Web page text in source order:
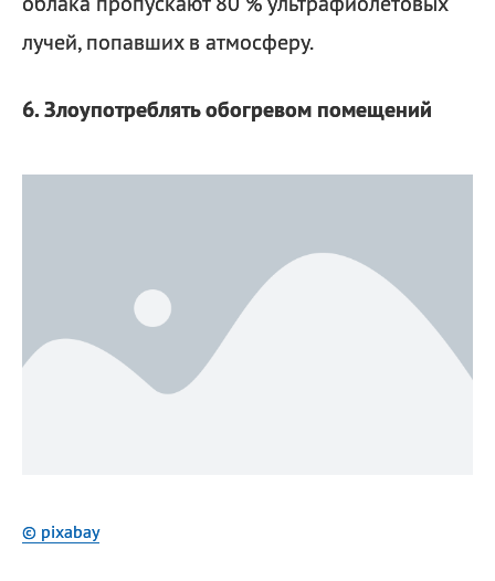
лучей, попавших в атмосферу.
6. Злоупотреблять обогревом помещений
© pixabay